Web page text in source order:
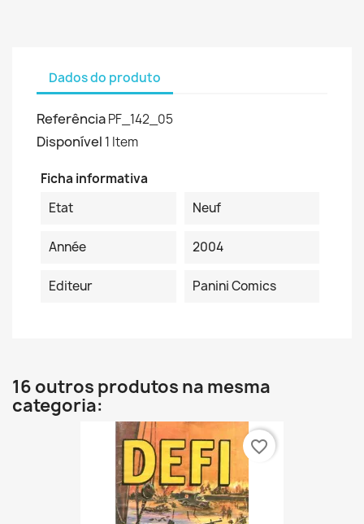
Dados do produto
ReferênciaPF_142_05
Disponível 1 Item
Ficha informativa
Etat
Neuf
Année 2004
Editeur Panini Comics
16 outros produtos na mesma
categoria:
favorite_border